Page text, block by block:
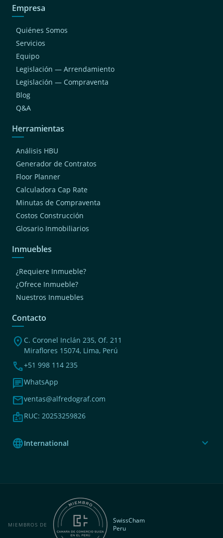
Empresa
Quiénes Somos
Servicios
Equipo
Legislación — Arrendamiento
Legislación — Compraventa
Blog
Q&A
Herramientas
Análisis HBU
Generador de Contratos
Floor Planner
Calculadora Cap Rate
Minutas de Compraventa
Costos Construcción
Glosario Inmobiliarios
Inmuebles
¿Requiere Inmueble?
¿Ofrece Inmueble?
Nuestros Inmuebles
Contacto
location_on C. Coronel Inclán 235, Of. 211
Miraflores 15074, Lima, Perú
phone+51 998 114 235
chatWhatsApp
mailventas@alfredograf.com
badgeRUC: 20253259826
languageInternational expand_more
MIEMBROS DE
SwissCham
Peru